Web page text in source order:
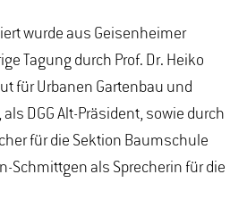
wurde aus Geisenheimer
Tagung durch Prof. Dr. Heiko
für Urbanen Gartenbau und
DGG Alt-Präsident, sowie durch
für die Sektion Baumschule
Schmittgen als Sprecherin für die